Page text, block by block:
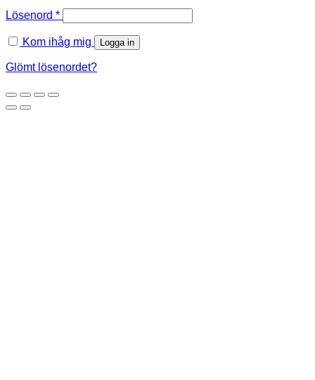
Lösenord *Obligatoriskt
Kom ihåg mig Logga in
Glömt lösenordet?